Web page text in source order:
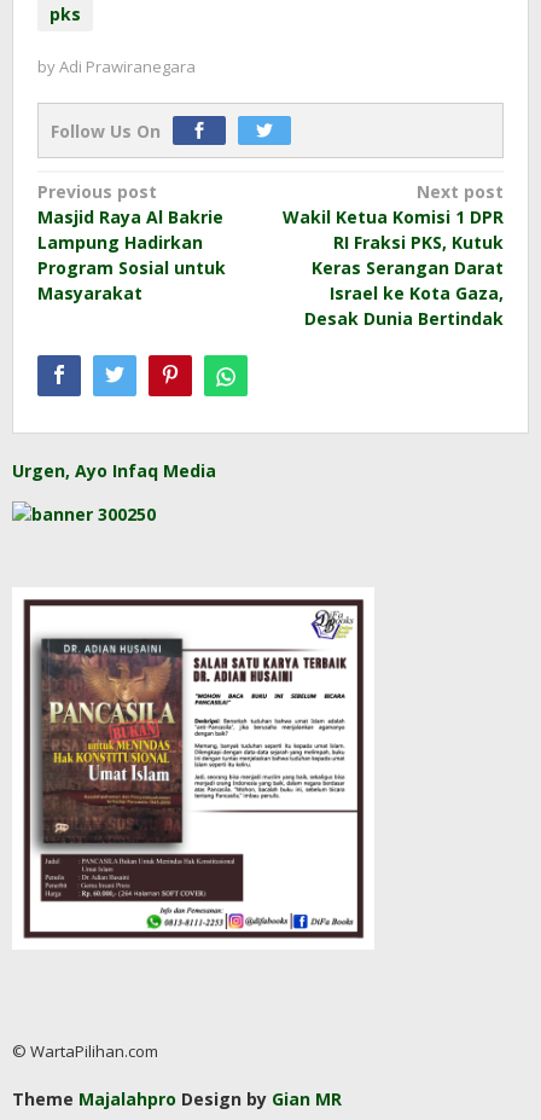
pks
byAdi Prawiranegara
Follow Us On
Post
navigation
Previous post
Masjid Raya Al Bakrie
Lampung Hadirkan
Program Sosial untuk
Masyarakat
Next post
Wakil Ketua Komisi 1 DPR
RI Fraksi PKS, Kutuk
Keras Serangan Darat
Israel ke Kota Gaza,
Desak Dunia Bertindak
Urgen, Ayo Infaq Media
© WartaPilihan.com
Theme Majalahpro Design by Gian MR